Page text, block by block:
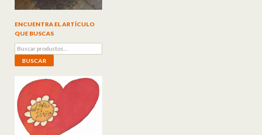
ENCUENTRA EL ARTÍCULO
QUE BUSCAS
Buscar por:
BUSCAR